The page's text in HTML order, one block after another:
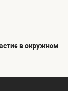
в окружном